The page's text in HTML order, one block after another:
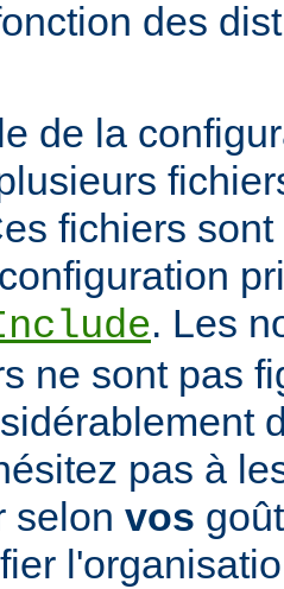
des
de la
fichiers
. Les
ne sont pas
pas à
selon vos